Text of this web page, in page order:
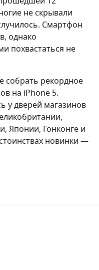
не скрывали
Смартфон
однако
похвастаться не
собрать рекордное
на iPhone 5.
у дверей магазинов
Японии, Гонконге и
новинки —